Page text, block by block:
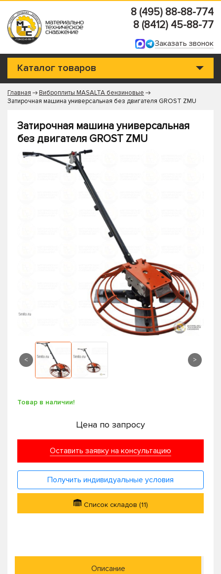
8 (495) 88-88-774
8 (8412) 45-88-77
Заказать звонок
Каталог товаров
Главная
Виброплиты MASALTA бензиновые
Затирочная машина универсальная без двигателя GROST ZMU
Затирочная машина универсальная
без двигателя GROST ZMU
< >
Товар в наличии!
Цена по запросу
Оставить заявку на консультацию
Получить индивидуальные условия
Список складов (11)
Описание